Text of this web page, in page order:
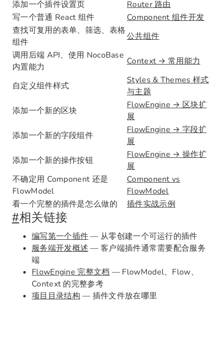
添加一个插件设置页
Router 路由
写一个普通 React 组件
Component 组件开发
查找可复用的表单、筛选、表格
组件
公共组件
调用后端 API、使用 NocoBase
内置能力
Context → 常用能力
自定义组件样式
Styles & Themes 样式
与主题
添加一个新的区块
FlowEngine → 区块扩
展
添加一个新的字段组件
FlowEngine → 字段扩
展
添加一个新的操作按钮
FlowEngine → 操作扩
展
不确定用 Component 还是
FlowModel
Component vs
FlowModel
看一个完整的插件是怎么做的
插件实战示例
#相关链接
编写第一个插件— 从零创建一个可运行的插件
服务端开发概述 — 客户端插件通常需要配合服务
端
FlowEngine 完整文档 — FlowModel、Flow、
Context 的完整参考
项目目录结构 — 插件文件放在哪里